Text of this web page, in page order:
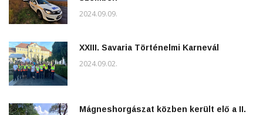
2024.09.09.
XXIII. Savaria Történelmi Karnevál
2024.09.02.
Mágneshorgászat közben került elő a II.